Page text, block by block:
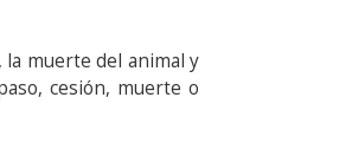
la muerte del animal y
cesión, muerte o